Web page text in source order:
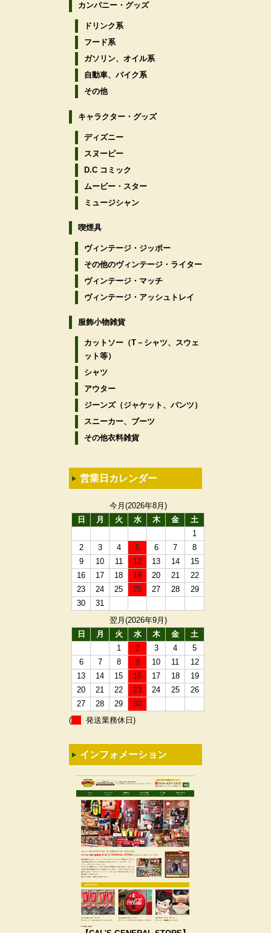
カンパニー・グッズ
ドリンク系
フード系
ガソリン、オイル系
自動車、バイク系
その他
キャラクター・グッズ
ディズニー
スヌーピー
D.C コミック
ムービー・スター
ミュージシャン
喫煙具
ヴィンテージ・ジッポー
その他のヴィンテージ・ライター
ヴィンテージ・マッチ
ヴィンテージ・アッシュトレイ
服飾小物雑貨
カットソー（T－シャツ、スウェ
ット等）
シャツ
アウター
ジーンズ（ジャケット、パンツ）
スニーカー、ブーツ
その他衣料雑貨
営業日カレンダー
今月(2026年8月)
日
月 火 水 木 金
土
1
2
3 4 5 6 7
8
9
10 11 12 13 14
15
16
17 18 19 20 21
22
23
24 25 26 27 28
29
30
31
翌月(2026年9月)
日
月 火 水 木 金
土
1
2 3 4
5
6
7 8 9 10 11
12
13
14 15 16 17 18
19
20
21 22 23 24 25
26
27
28 29
30
(
発送業務休日)
インフォメーション